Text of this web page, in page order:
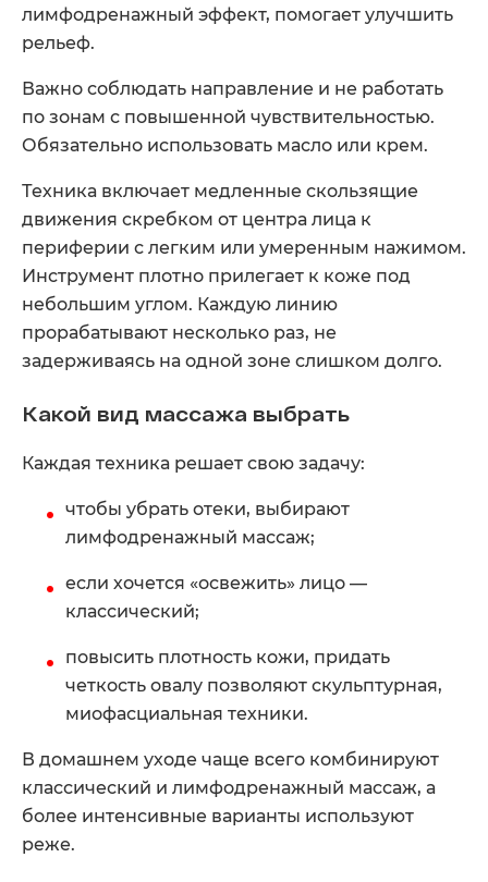
лимфодренажный эффект, помогает улучшить
рельеф.
Важно соблюдать направление и не работать
по зонам с повышенной чувствительностью.
Обязательно использовать масло или крем.
Техника включает медленные скользящие
движения скребком от центра лица к
периферии с легким или умеренным нажимом.
Инструмент плотно прилегает к коже под
небольшим углом. Каждую линию
прорабатывают несколько раз, не
задерживаясь на одной зоне слишком долго.
Какой вид массажа выбрать
Каждая техника решает свою задачу:
чтобы убрать отеки, выбирают
лимфодренажный массаж;
если хочется «освежить» лицо —
классический;
повысить плотность кожи, придать
четкость овалу позволяют скульптурная,
миофасциальная техники.
В домашнем уходе чаще всего комбинируют
классический и лимфодренажный массаж, а
более интенсивные варианты используют
реже.